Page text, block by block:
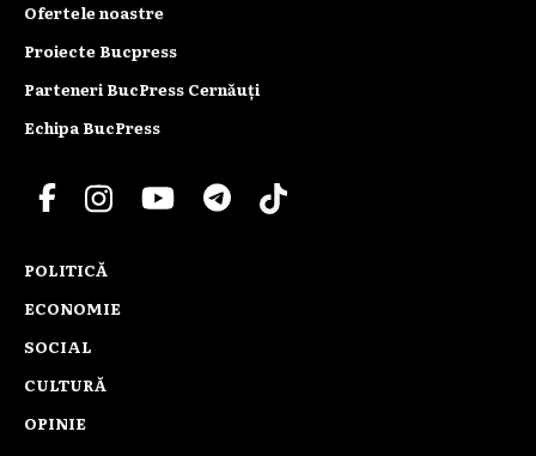
Ofertele noastre
Proiecte Bucpress
Parteneri BucPress Cernăuți
Echipa BucPress
POLITICĂ
ECONOMIE
SOCIAL
CULTURĂ
OPINIE